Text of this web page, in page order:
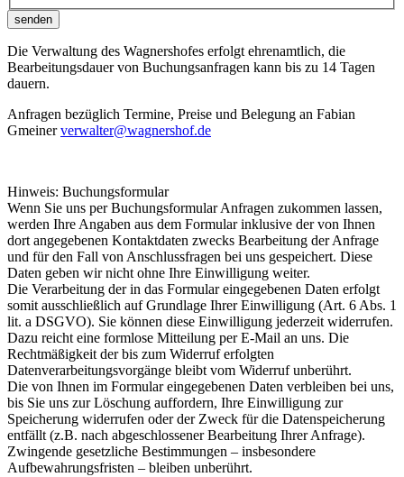
senden
Die Verwaltung des Wagnershofes erfolgt ehrenamtlich, die
Bearbeitungsdauer von Buchungsanfragen kann bis zu 14 Tagen
dauern.
Anfragen bezüglich Termine, Preise und Belegung an Fabian
Gmeinerverwalter@wagnershof.de
Hinweis: Buchungsformular
Wenn Sie uns per Buchungsformular Anfragen zukommen lassen,
werden Ihre Angaben aus dem Formular inklusive der von Ihnen
dort angegebenen Kontaktdaten zwecks Bearbeitung der Anfrage
und für den Fall von Anschlussfragen bei uns gespeichert. Diese
Daten geben wir nicht ohne Ihre Einwilligung weiter.
Die Verarbeitung der in das Formular eingegebenen Daten erfolgt
somit ausschließlich auf Grundlage Ihrer Einwilligung (Art. 6 Abs. 1
lit. a DSGVO). Sie können diese Einwilligung jederzeit widerrufen.
Dazu reicht eine formlose Mitteilung per E-Mail an uns. Die
Rechtmäßigkeit der bis zum Widerruf erfolgten
Datenverarbeitungsvorgänge bleibt vom Widerruf unberührt.
Die von Ihnen im Formular eingegebenen Daten verbleiben bei uns,
bis Sie uns zur Löschung auffordern, Ihre Einwilligung zur
Speicherung widerrufen oder der Zweck für die Datenspeicherung
entfällt (z.B. nach abgeschlossener Bearbeitung Ihrer Anfrage).
Zwingende gesetzliche Bestimmungen – insbesondere
Aufbewahrungsfristen – bleiben unberührt.